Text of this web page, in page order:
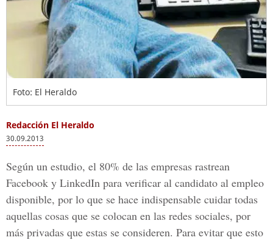
Foto: El Heraldo
Redacción El Heraldo
30.09.2013
Según un estudio, el 80% de las empresas rastrean
Facebook y LinkedIn para verificar al candidato al empleo
disponible, por lo que se hace indispensable cuidar todas
aquellas cosas que se colocan en las redes sociales, por
más privadas que estas se consideren. Para evitar que esto